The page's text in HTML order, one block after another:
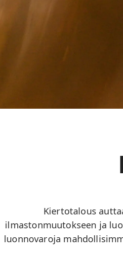
Kiertotalous
ilmastonmuutokseen ja
luonnovaroja